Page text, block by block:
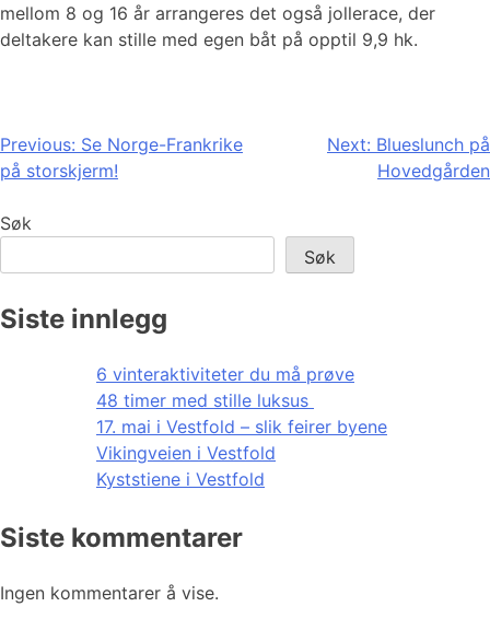
mellom 8 og 16 år arrangeres det også jollerace, der
deltakere kan stille med egen båt på opptil 9,9 hk.
Innleggsnavigasjon
Previous: Se Norge-Frankrike
på storskjerm!
Next: Blueslunch på
Hovedgården
Søk
Søk
Siste innlegg
6 vinteraktiviteter du må prøve
48 timer med stille luksus
17. mai i Vestfold – slik feirer byene
Vikingveien i Vestfold
Kyststiene i Vestfold
Siste kommentarer
Ingen kommentarer å vise.